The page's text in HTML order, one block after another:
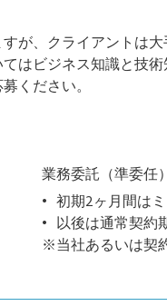
が、クライアントは
はビジネス知識と技
ください。
業務委託（準委任）
初期2ヶ月間は
以後は通常契約
※当社あるいは契